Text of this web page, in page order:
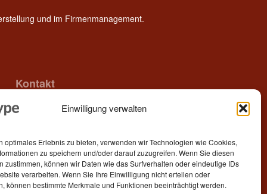
Einwilligung verwalten
optimales Erlebnis zu bieten, verwenden wir Technologien wie Cookies,
zu speichern und/oder darauf zuzugreifen. Wenn Sie diesen
zustimmen, können wir Daten wie das Surfverhalten oder eindeutige IDs
verarbeiten. Wenn Sie Ihre Einwilligung nicht erteilen oder
können bestimmte Merkmale und Funktionen beeinträchtigt werden.
und im Firmenmanagement.
Kontakt
Epitype GmbH
07749 Jena
Germany
Telefon: +49 (0)3641 5548500